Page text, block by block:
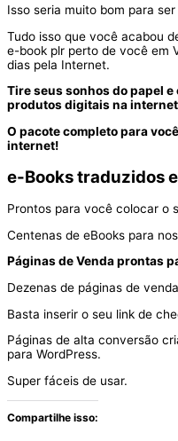
Isso seria muito bom para
Tudo isso que você acabou
e-book plr perto de você em
dias pela Internet.
Tire seus sonhos do papel
produtos digitais na
O pacote completo para
internet!
e-Books traduzidos
Prontos para você colocar o
Centenas de eBooks para
Páginas de Venda prontas
Dezenas de páginas de
Basta inserir o seu link de
Páginas de alta conversão
para WordPress.
Super fáceis de usar.
Compartilhe isso: